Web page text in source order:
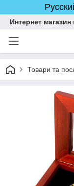
Интернет
Товари та